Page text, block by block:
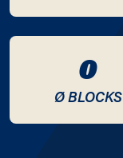
0
Ø BLOCKS